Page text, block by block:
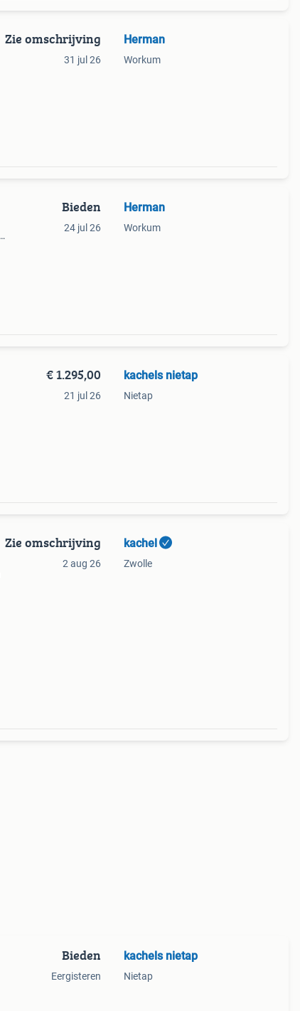
Zie omschrijving
31 jul 26
Herman
Workum
Bieden
24 jul 26
Herman
Workum
€ 1.295,00
21 jul 26
kachels nietap
Nietap
Zie omschrijving
2 aug 26
kachel
Zwolle
Bieden
Eergisteren
kachels nietap
Nietap